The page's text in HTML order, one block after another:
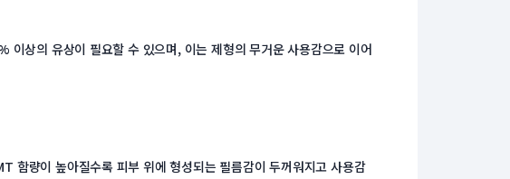
상의 유상이 필요할 수 있으며, 이는 제형의 무거운 사용감으로 이어
함량이 높아질수록 피부 위에 형성되는 필름감이 두꺼워지고 사용감